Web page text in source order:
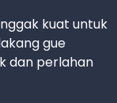
kuat untuk
gue
dan perlahan